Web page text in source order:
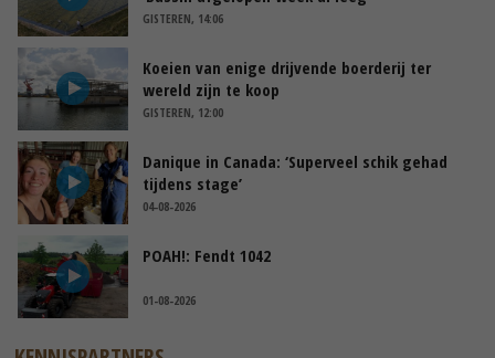
GISTEREN, 14:06
Koeien van enige drijvende boerderij ter
wereld zijn te koop
GISTEREN, 12:00
Danique in Canada: ‘Superveel schik gehad
tijdens stage’
04-08-2026
POAH!: Fendt 1042
01-08-2026